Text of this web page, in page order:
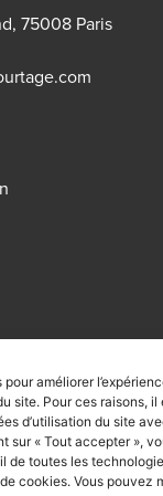
améliorer
site. Pour ces raisons, il
d’utilisation du site
sur « Tout accepter »,
de toutes les
cookies. Vous pouvez
75008 Paris